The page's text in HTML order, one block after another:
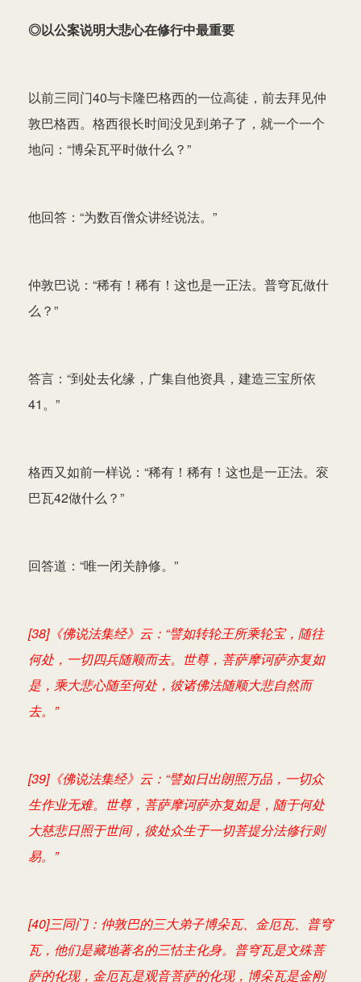
◎以公案说明大悲心在修行中最重要
以前三同门40与卡隆巴格西的一位高徒，前去拜见仲
敦巴格西。格西很长时间没见到弟子了，就一个一个
地问：“博朵瓦平时做什么？”
他回答：“为数百僧众讲经说法。”
仲敦巴说：“稀有！稀有！这也是一正法。普穹瓦做什
么？”
答言：“到处去化缘，广集自他资具，建造三宝所依
41。”
格西又如前一样说：“稀有！稀有！这也是一正法。衮
巴瓦42做什么？”
回答道：“唯一闭关静修。”
[38]《佛说法集经》云：“譬如转轮王所乘轮宝，随往
何处，一切四兵随顺而去。世尊，菩萨摩诃萨亦复如
是，乘大悲心随至何处，彼诸佛法随顺大悲自然而
去。”
[39]《佛说法集经》云：“譬如日出朗照万品，一切众
生作业无难。世尊，菩萨摩诃萨亦复如是，随于何处
大慈悲日照于世间，彼处众生于一切菩提分法修行则
易。”
[40]三同门：仲敦巴的三大弟子博朵瓦、金厄瓦、普穹
瓦，他们是藏地著名的三怙主化身。普穹瓦是文殊菩
萨的化现，金厄瓦是观音菩萨的化现，博朵瓦是金刚